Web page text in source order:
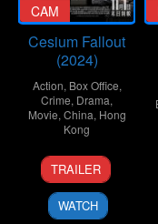
CAM
Cesium Fallout
(2024)
Action, Box Office,
Crime, Drama,
Movie, China, Hong
Kong
25
Oct
2024
Anthony
Pun
Yiu-
Ming
TRAILER
WATCH